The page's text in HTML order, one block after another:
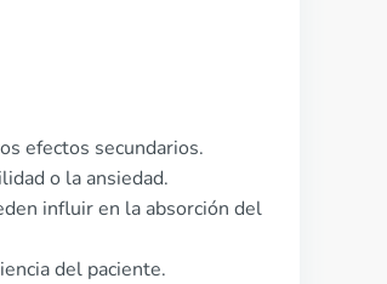
efectos secundarios.
o la ansiedad.
influir en la absorción del
del paciente.